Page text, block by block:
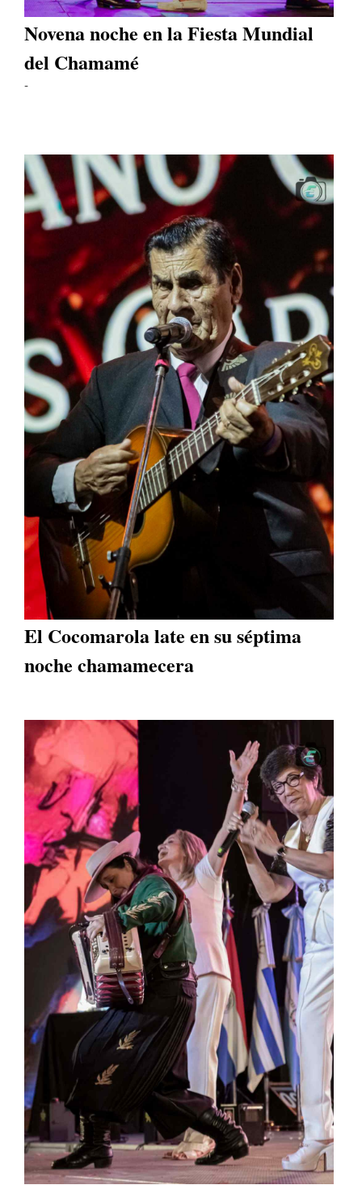
Novena noche en la Fiesta Mundial
del Chamamé
-
El Cocomarola late en su séptima
noche chamamecera